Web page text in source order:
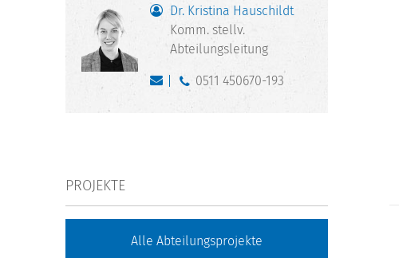
Dr. Kristina Hauschildt
Komm. stellv.
Abteilungsleitung
0511 450670-193
PROJEKTE
Alle Abteilungsprojekte